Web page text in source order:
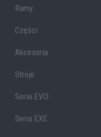
Ramy
Części
Akcesoria
Stroje
Seria EVO
Seria EXE